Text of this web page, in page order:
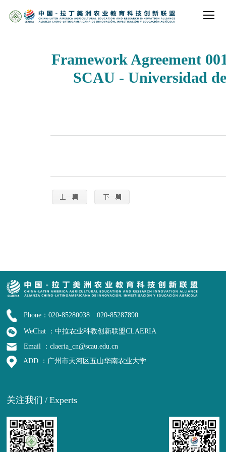
Framework Agreement
SCAU - Universidad
Phone：020-85280038 020-85287890
WeChat ：中拉农业科教创新联盟CLAERIA
Email ：claeria_cn@scau.edu.cn
ADD ：广州市天河区五山华南农业大学
关注我们 / Experts